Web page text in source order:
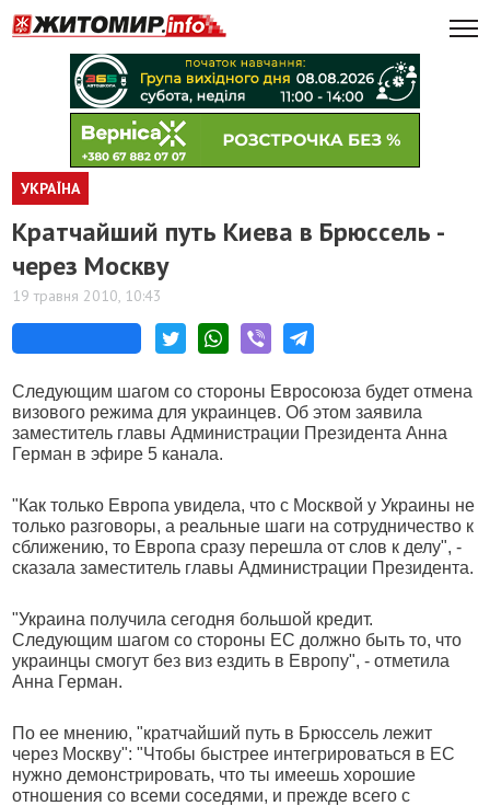
УКРАЇНА
Кратчайший путь Киева в Брюссель -
через Москву
19 травня 2010, 10:43
Следующим шагом со стороны Евросоюза будет отмена
визового режима для украинцев. Об этом заявила
заместитель главы Администрации Президента Анна
Герман в эфире 5 канала.
"Как только Европа увидела, что с Москвой у Украины не
только разговоры, а реальные шаги на сотрудничество к
сближению, то Европа сразу перешла от слов к делу", -
сказала заместитель главы Администрации Президента.
"Украина получила сегодня большой кредит.
Следующим шагом со стороны ЕС должно быть то, что
украинцы смогут без виз ездить в Европу", - отметила
Анна Герман.
По ее мнению, "кратчайший путь в Брюссель лежит
через Москву": "Чтобы быстрее интегрироваться в ЕС
нужно демонстрировать, что ты имеешь хорошие
отношения со всеми соседями, и прежде всего с